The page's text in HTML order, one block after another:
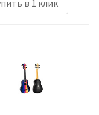
в 1 клик